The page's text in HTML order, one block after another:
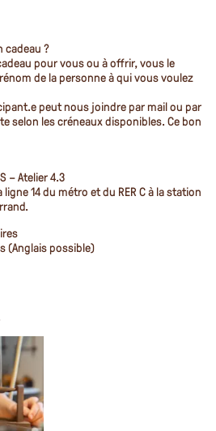
cadeau ?
pour vous ou à offrir, vous le
de la personne à qui vous voulez
peut nous joindre par mail ou par
selon les créneaux disponibles. Ce bon
– Atelier 4.3
ligne 14 du métro et du RER C à la station
(Anglais possible)